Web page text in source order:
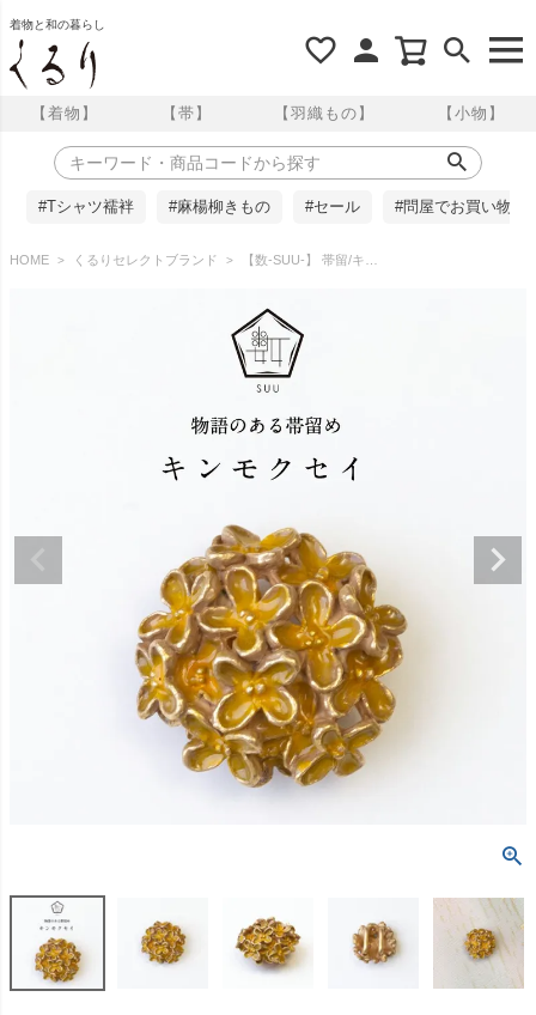
着物と和の暮らし
【着物】 【帯】 【羽織もの】 【小物】
#Tシャツ襦袢 #麻楊柳きもの #セール #問屋でお買い物
HOME くるりセレクトブランド 【数-SUU-】 帯留/キンモクセイ